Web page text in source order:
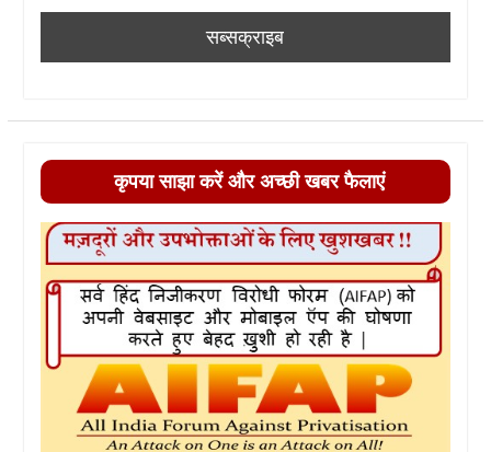
कृपया साझा करें और अच्छी खबर फैलाएं